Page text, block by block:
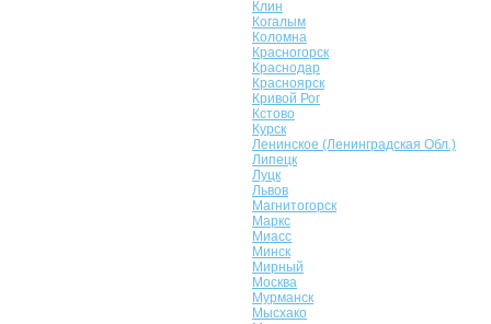
Клин
Когалым
Коломна
Красногорск
Краснодар
Красноярск
Кривой Рог
Кстово
Курск
Ленинское (Ленинградская Обл.)
Липецк
Луцк
Львов
Магнитогорск
Маркс
Миасс
Минск
Мирный
Москва
Мурманск
Мысхако